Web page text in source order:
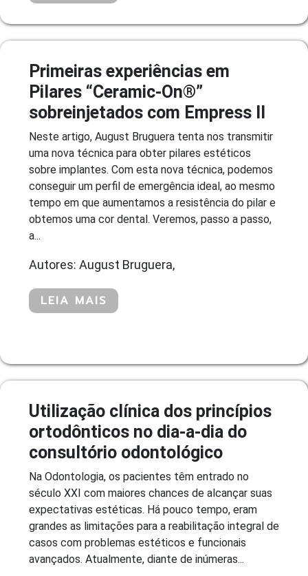
Primeiras experiências em
Pilares “Ceramic-On®”
sobreinjetados com Empress II
Neste artigo, August Bruguera tenta nos transmitir
uma nova técnica para obter pilares estéticos
sobre implantes. Com esta nova técnica, podemos
conseguir um perfil de emergência ideal, ao mesmo
tempo em que aumentamos a resistência do pilar e
obtemos uma cor dental. Veremos, passo a passo,
a...
Autores: August Bruguera,
LEIA MAIS
Utilização clínica dos princípios
ortodônticos no dia-a-dia do
consultório odontológico
Na Odontologia, os pacientes têm entrado no
século XXI com maiores chances de alcançar suas
expectativas estéticas. Há pouco tempo, eram
grandes as limitações para a reabilitação integral de
casos com problemas estéticos e funcionais
avançados. Atualmente, diante de inúmeras...